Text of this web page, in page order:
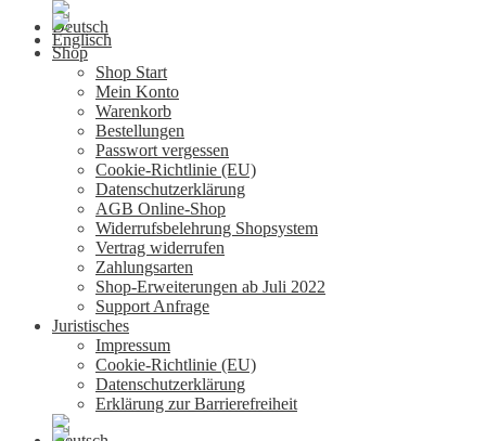
Shop
Shop Start
Mein Konto
Warenkorb
Bestellungen
Passwort vergessen
Cookie-Richtlinie (EU)
Datenschutzerklärung
AGB Online-Shop
Widerrufsbelehrung Shopsystem
Vertrag widerrufen
Zahlungsarten
Shop-Erweiterungen ab Juli 2022
Support Anfrage
Juristisches
Impressum
Cookie-Richtlinie (EU)
Datenschutzerklärung
Erklärung zur Barrierefreiheit